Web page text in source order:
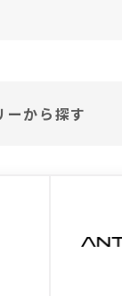
ーから探す